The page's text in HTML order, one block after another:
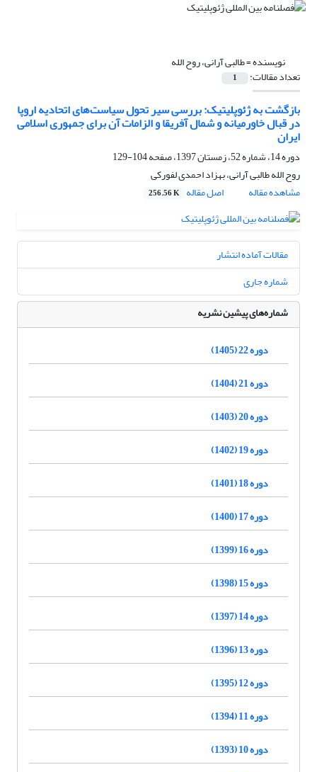
نویسنده =طالبی آرانی، روح الله
تعداد مقالات: 1
بازگشت به ژئوپلیتیک: بررسی سیر تحول سیاست‌های اتحادیه اروپا
در قبال خاورمیانه و شمال آفریقا و الزامات آن برای جمهوری اسلامی
ایران
دوره 14، شماره 52، زمستان 1397، صفحه
104-129
روح الله طالبی آرانی، بهزاد احمدی لفورکی
مشاهده مقاله
اصل مقاله 256.56 K
مقالات آماده انتشار
شماره جاری
شماره‌های پیشین نشریه
دوره 22 (1405)
دوره 21 (1404)
دوره 20 (1403)
دوره 19 (1402)
دوره 18 (1401)
دوره 17 (1400)
دوره 16 (1399)
دوره 15 (1398)
دوره 14 (1397)
دوره 13 (1396)
دوره 12 (1395)
دوره 11 (1394)
دوره 10 (1393)